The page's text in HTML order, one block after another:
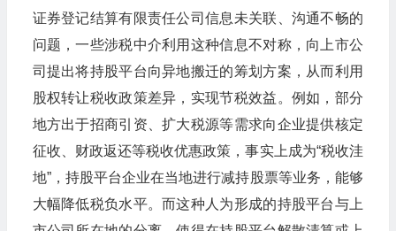
证券登记结算有限责任公司信息未关联、沟通不畅的
问题，一些涉税中介利用这种信息不对称，向上市公
司提出将持股平台向异地搬迁的筹划方案，从而利用
股权转让税收政策差异，实现节税效益。例如，部分
地方出于招商引资、扩大税源等需求向企业提供核定
征收、财政返还等税收优惠政策，事实上成为“税收洼
地”，持股平台企业在当地进行减持股票等业务，能够
大幅降低税负水平。而这种人为形成的持股平台与上